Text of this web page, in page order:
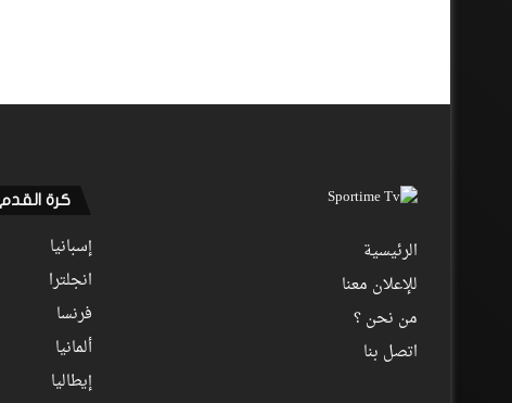
الرئيسية
للإعلان معنا
من نحن ؟
اتصل بنا
كرة القدم
إسبانيا
انجلترا
فرنسا
ألمانيا
إيطاليا